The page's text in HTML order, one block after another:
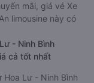
mãi, giá vé Xe
limousine này có
- Ninh Bình
cả tốt nhất
Lư - Ninh Bình